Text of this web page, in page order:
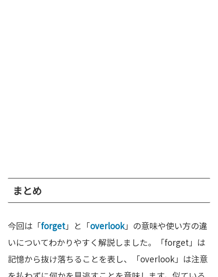
まとめ
今回は「forget」と「overlook」の意味や使い方の違
いについてわかりやすく解説しました。「forget」は
記憶から抜け落ちることを表し、「overlook」は注意